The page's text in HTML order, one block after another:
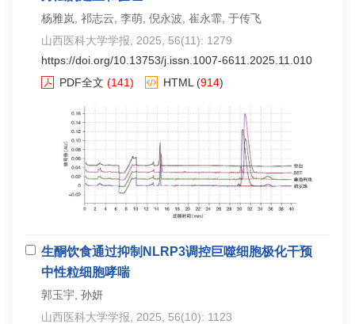
杨雅岚, 祁志云, 李萌, 倪永波, 崔永霏, 于传飞
山西医科大学学报 , 2025, 56(11): 1279
https://doi.org/10.13753/j.issn.1007-6611.2025.11.010
PDF全文 (141) HTML (914)
生酮饮食通过抑制NLRP3调控巨噬细胞极化干预
中性粒细胞哮喘
郭玉宇, 孙妍
山西医科大学学报 , 2025, 56(10): 1123